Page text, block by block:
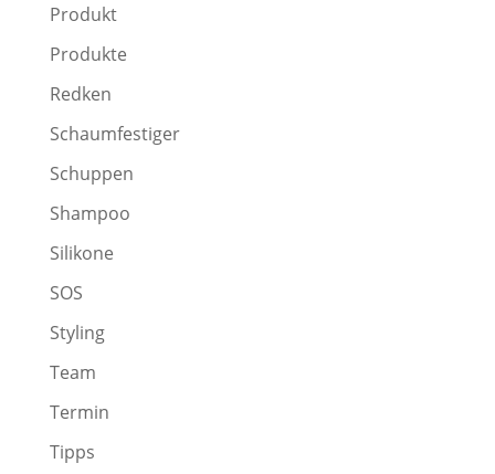
Produkt
Produkte
Redken
Schaumfestiger
Schuppen
Shampoo
Silikone
SOS
Styling
Team
Termin
Tipps